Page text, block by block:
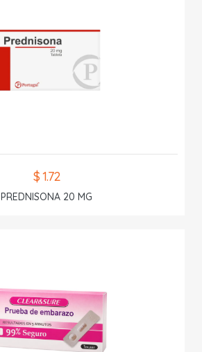
$ 1.72
PREDNISONA 20 MG